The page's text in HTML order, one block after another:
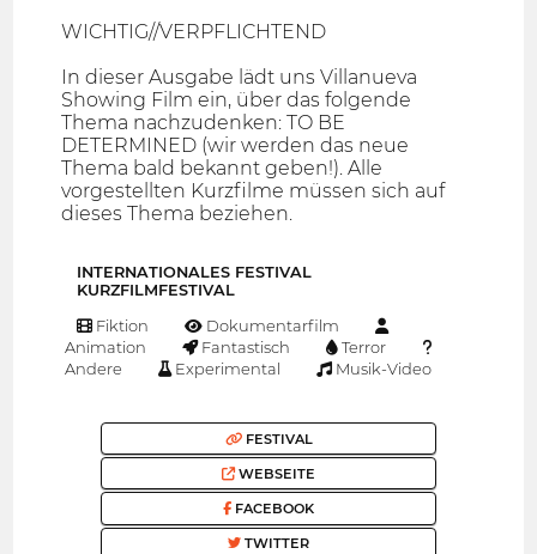
WICHTIG//VERPFLICHTEND
In dieser Ausgabe lädt uns Villanueva
Showing Film ein, über das folgende
Thema nachzudenken: TO BE
DETERMINED (wir werden das neue
Thema bald bekannt geben!). Alle
vorgestellten Kurzfilme müssen sich auf
dieses Thema beziehen.
INTERNATIONALES FESTIVAL
KURZFILMFESTIVAL
Fiktion
Dokumentarfilm
Animation
Fantastisch
Terror
Andere
Experimental Musik-Video
FESTIVAL
WEBSEITE
FACEBOOK
TWITTER